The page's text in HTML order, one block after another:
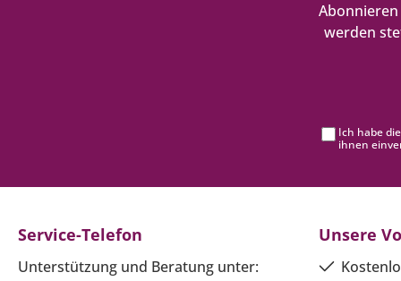
werden
Ich habe die
ihnen
Service-Telefon
Unterstützung und Beratung unter:
Unsere